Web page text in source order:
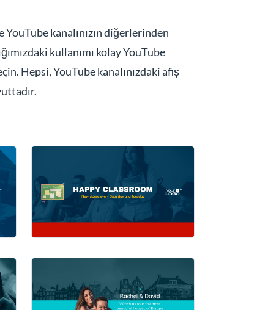
kanalınızın diğerlerinden
kullanımı kolay YouTube
Hepsi, YouTube kanalınızdaki afiş